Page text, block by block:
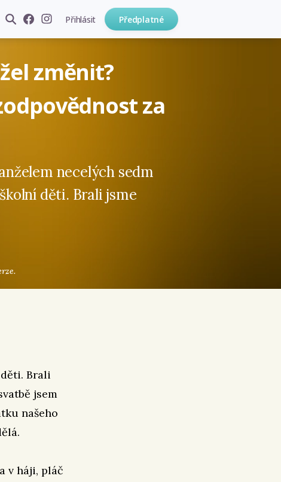
Přihlásit Předplatné
změnit?
za
necelých sedm
děti. Brali jsme
Brali
jsem
našeho
v háji, pláč